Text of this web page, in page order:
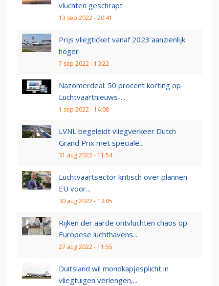
vluchten geschrapt
13 sep 2022 - 20:41
Prijs vliegticket vanaf 2023 aanzienlijk
hoger
7 sep 2022 - 10:22
Nazomerdeal: 50 procent korting op
Luchtvaartnieuws-...
1 sep 2022 - 14:08
LVNL begeleidt vliegverkeer Dutch
Grand Prix met speciale...
31 aug 2022 - 11:54
Luchtvaartsector kritisch over plannen
EU voor...
30 aug 2022 - 13:05
Rijken der aarde ontvluchten chaos op
Europese luchthavens...
27 aug 2022 - 11:55
Duitsland wil mondkapjesplicht in
vliegtuigen verlengen,...